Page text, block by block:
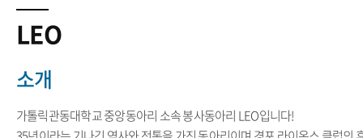
LEO
소개
가톨릭관동대학교 중앙동아리 소속 봉사동아리 LEO입니다!